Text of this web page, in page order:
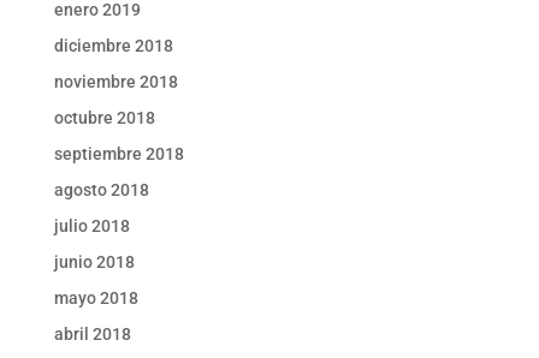
enero 2019
diciembre 2018
noviembre 2018
octubre 2018
septiembre 2018
agosto 2018
julio 2018
junio 2018
mayo 2018
abril 2018